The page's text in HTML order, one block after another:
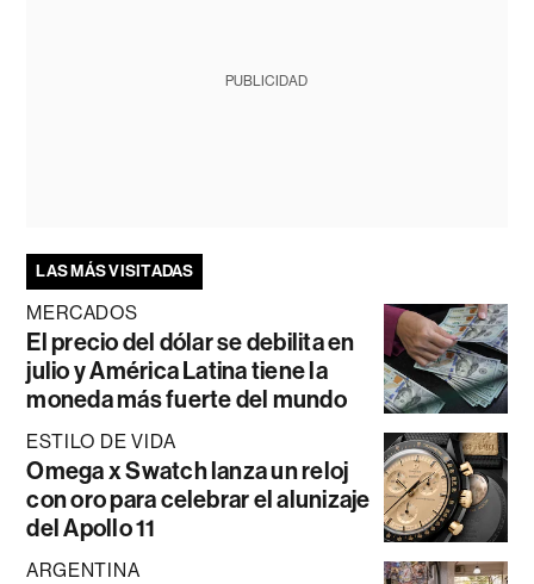
PUBLICIDAD
LAS MÁS VISITADAS
MERCADOS
El precio del dólar se debilita en
julio y América Latina tiene la
moneda más fuerte del mundo
ESTILO DE VIDA
Omega x Swatch lanza un reloj
con oro para celebrar el alunizaje
del Apollo 11
ARGENTINA